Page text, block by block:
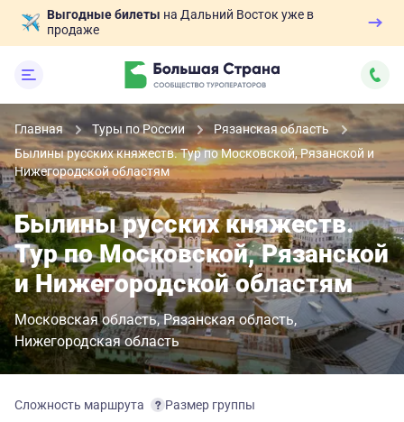
Выгодные билеты на Дальний Восток уже в
продаже
Главная Туры по России
Рязанская область
Былины русских княжеств. Тур по Московской, Рязанской и
Нижегородской областям
Былины русских княжеств.
Тур по Московской, Рязанской
и Нижегородской областям
Московская область Рязанская область
Нижегородская область
Сложность маршрута Размер группы